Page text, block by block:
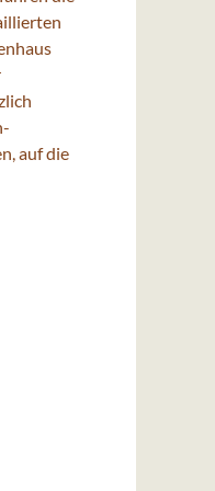
auf die